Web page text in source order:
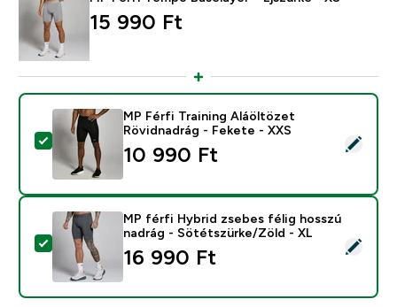
15 990 Ft‎
Termék kiválasztása - MP Férfi Training Aláöltözet
MP Férfi Training Aláöltözet
Rövidnadrág - Fekete - XXS
10 990 Ft‎
Termék kiválasztása - MP férfi Hybrid zsebes félig
MP férfi Hybrid zsebes félig hosszú
nadrág - Sötétszürke/Zöld - XL
16 990 Ft‎